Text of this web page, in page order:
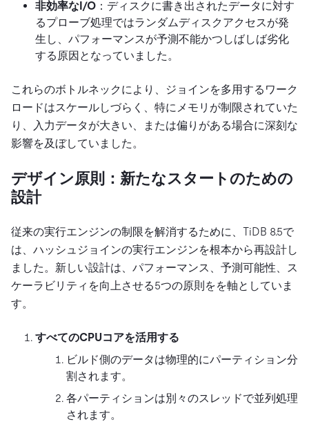
非効率なI/O ：ディスクに書き出されたデータに対す
るプローブ処理ではランダムディスクアクセスが発
生し、パフォーマンスが予測不能かつしばしば劣化
する原因となっていました。
これらのボトルネックにより、ジョインを多用するワーク
ロードはスケールしづらく、特にメモリが制限されていた
り、入力データが大きい、または偏りがある場合に深刻な
影響を及ぼしていました。
デザイン原則：新たなスタートのための
設計
従来の実行エンジンの制限を解消するために、TiDB 8.5で
は、ハッシュジョインの実行エンジンを根本から再設計し
ました。新しい設計は、パフォーマンス、予測可能性、ス
ケーラビリティを向上させる5つの原則をを軸としていま
す。
すべてのCPUコアを活用する
ビルド側のデータは物理的にパーティション分
割されます。
各パーティションは別々のスレッドで並列処理
されます。